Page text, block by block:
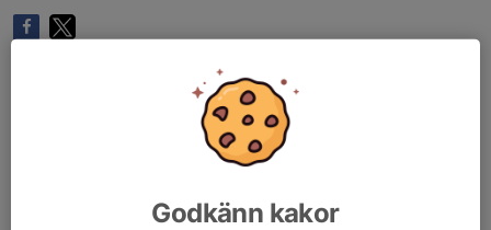
Godkänn kakor